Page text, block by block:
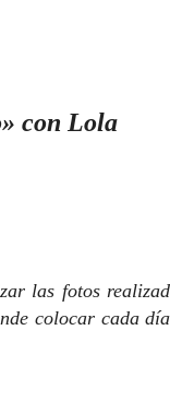
con Lola
las fotos
colocar cada